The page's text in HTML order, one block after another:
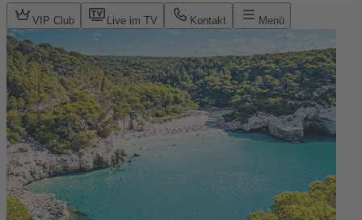
VIP Club Live im TV Kontakt Menü